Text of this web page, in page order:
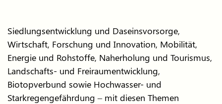
Siedlungsentwicklung und Daseinsvorsorge,
Wirtschaft, Forschung und Innovation, Mobilität,
Energie und Rohstoffe, Naherholung und Tourismus,
Landschafts- und Freiraumentwicklung,
Biotopverbund sowie Hochwasser- und
Starkregengefährdung – mit diesen Themen